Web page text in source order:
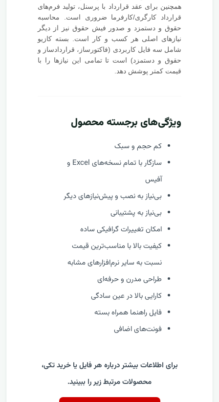
همچنین برای عقد قرارداد با پرسنل، تولید فرم‌های
قرارداد کارگری/کارفرما ضروری است. محاسبه
حقوق و دستمزد و صدور فیش حقوق نیز از دیگر
نیازهای اصلی هر کسب و کار است. بسته کازیو
شامل سه فایل کاربردی (فاکتورساز، قراردادساز و
حقوق و دستمزد) است تا تمامی این نیازها را با
قیمت کمتر پوشش دهد.
ویژگی‌های برجسته محصول
کم حجم و سبک
سازگار با تمام نسخه‌های Excel و
آفیس
بی‌نیاز به نصب و پیش‌نیازهای دیگر
بی‌نیاز به پشتیبانی
امکان تغییرات گرافیکی ساده
کیفیت بالا با مناسب‌ترین قیمت
نسبت به سایر نرم‌افزارهای مشابه
طراحی مدرن و حرفه‌ای
کارایی بالا در عین سادگی
فایل راهنما همراه بسته
فونت‌های اضافی
برای اطلاعات بیشتر درباره هر فایل یا خرید تکی،
محصولات مرتبط زیر را ببینید.